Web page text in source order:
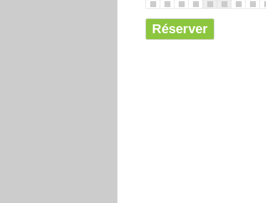
Réserver